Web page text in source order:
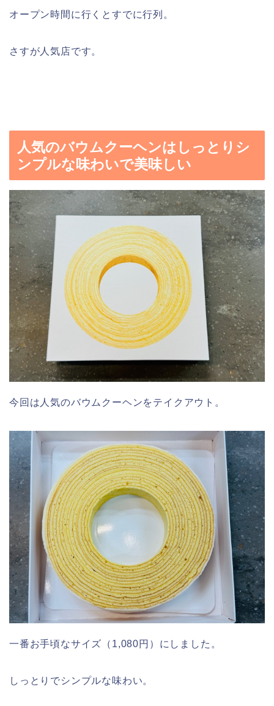
オープン時間に行くとすでに行列。
さすが人気店です。
人気のバウムクーヘンはしっとりシ
ンプルな味わいで美味しい
今回は人気のバウムクーヘンをテイクアウト。
一番お手頃なサイズ（1,080円）にしました。
しっとりでシンプルな味わい。